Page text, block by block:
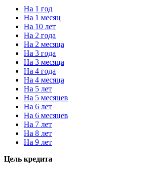
На 1 год
На 1 месяц
На 10 лет
На 2 года
На 2 месяца
На 3 года
На 3 месяца
На 4 года
На 4 месяца
На 5 лет
На 5 месяцев
На 6 лет
На 6 месяцев
На 7 лет
На 8 лет
На 9 лет
Цель кредита